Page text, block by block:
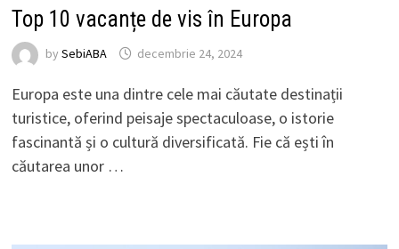
Top 10 vacanțe de vis în Europa
by SebiABA decembrie 24, 2024
Europa este una dintre cele mai căutate destinații
turistice, oferind peisaje spectaculoase, o istorie
fascinantă și o cultură diversificată. Fie că ești în
căutarea unor …